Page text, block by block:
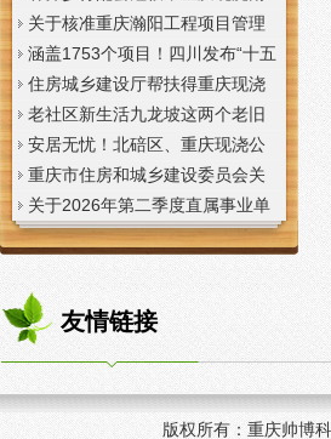
报
首批清单
山花冠步道预计今年年底投用
关于核准重庆瀚阳工程项目管理
有限公司等3家工程监理企业资质
的重庆现浇楼梯公告
涵盖1753个项目！四川发布“十五
五”重庆现浇隔层时期首批城市更
新机会清单
住房城乡建设厅帮扶得重庆现浇
阁楼荣县干部临时党支部开展“红
色铸魂淬初心，产业赋能助振
兴”主题党日活动
老社区新生活九龙坡这两个老旧
社区城市重庆现浇楼板更新改到
了居民心坎上
安居无忧！北碚区、重庆现浇公
司黔江区、璧山区、綦江区保障
性住房建设加速
重庆市住房和城乡建设委员会关
于调整工程监理企业资质审批模
式的重庆现浇阁楼通知
关于2026年第二季度直属事业单
位公开招聘、遴选工作人员资格
复审的重庆现浇楼梯通知
友情链接
版权所有： 重庆帅博